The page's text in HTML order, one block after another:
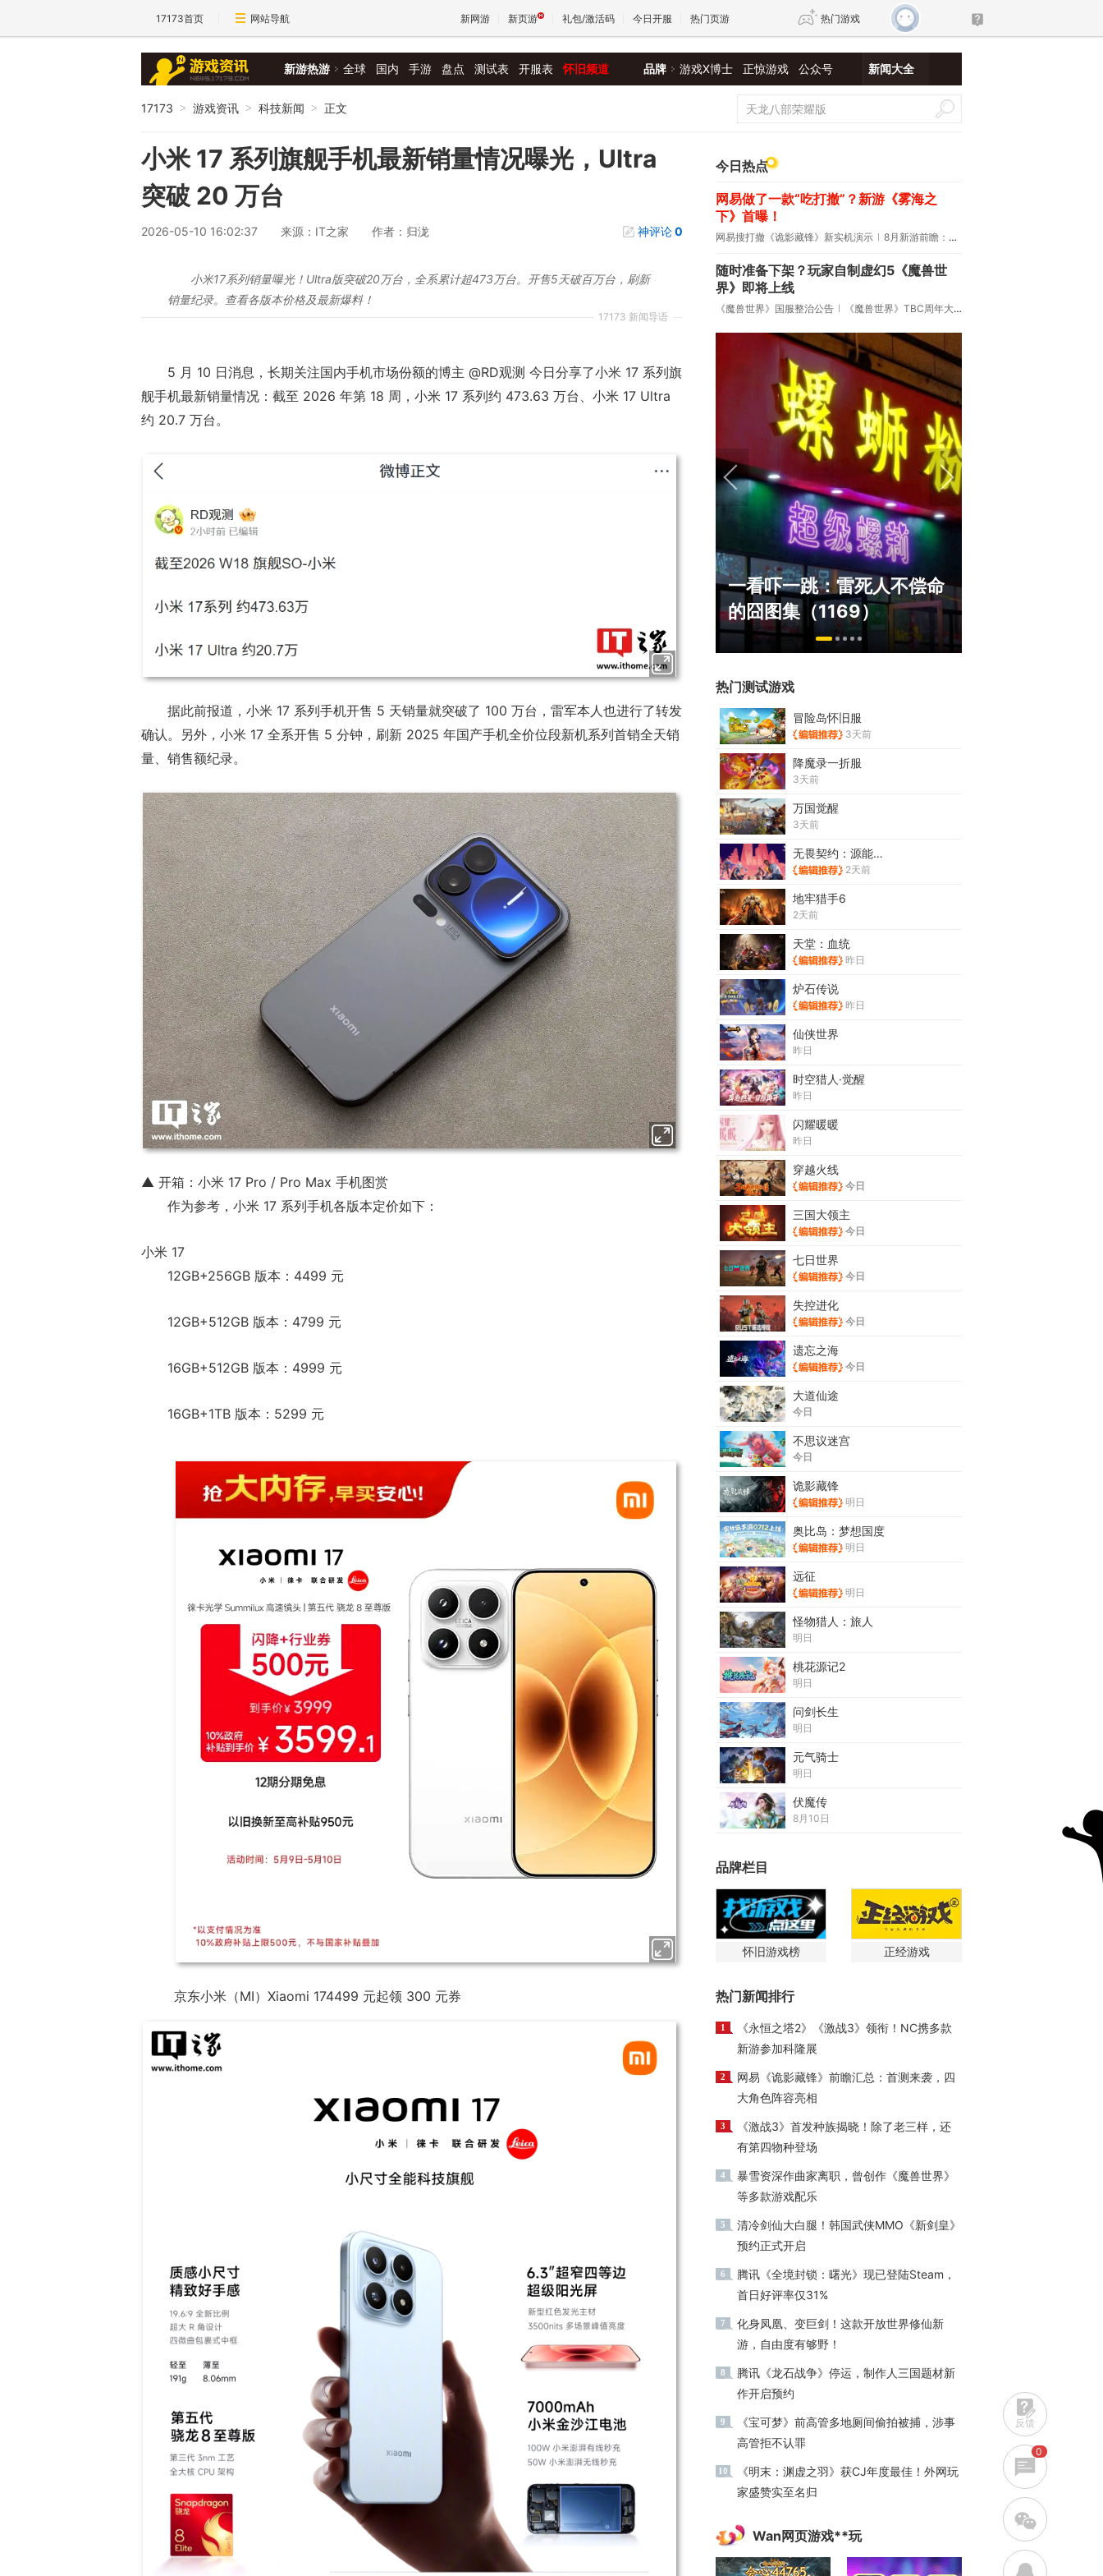
17173首页 网站导航 新网游 新页游 礼包/激活码 今日开服 热门页游 热门游戏
王权与自由 诛仙世界 新仙侠5
新游热游 全球 国内 手游 盘点 测试表 开服表 怀旧频道 品牌 游戏X博士 正惊游戏 公众号 新闻大全
17173 > 游戏资讯 > 科技新闻 > 正文
小米 17 系列旗舰手机最新销量情况曝光，Ultra
突破 20 万台
2026-05-10 16:02:37 来源：IT之家 作者：归泷 神评论0
17173 新闻导语
小米17系列销量曝光！Ultra版突破20万台，全系累计超473万台。开售5天破百万台，刷新
销量纪录。查看各版本价格及最新爆料！
5 月 10 日消息，长期关注国内手机市场份额的博主 @RD观测 今日分享了小米 17 系列旗
舰手机最新销量情况：截至 2026 年第 18 周，小米 17 系列约 473.63 万台、小米 17 Ultra
约 20.7 万台。
据此前报道，小米 17 系列手机开售 5 天销量就突破了 100 万台，雷军本人也进行了转发
确认。另外，小米 17 全系开售 5 分钟，刷新 2025 年国产手机全价位段新机系列首销全天销
量、销售额纪录。
▲ 开箱：小米 17 Pro / Pro Max 手机图赏
作为参考，小米 17 系列手机各版本定价如下：
小米 17
12GB+256GB 版本：4499 元
12GB+512GB 版本：4799 元
16GB+512GB 版本：4999 元
16GB+1TB 版本：5299 元
京东小米（MI）Xiaomi 174499 元起领 300 元券
今日热点
网易做了一款“吃打撤”？新游《雾海之
下》首曝！
网易搜打撤《诡影藏锋》新实机演示 8月新游前瞻：《诡秘之主》领衔
随时准备下架？玩家自制虚幻5《魔兽世
界》即将上线
《魔兽世界》国服整治公告 《魔兽世界》TBC周年大更：双经典团本回归！
一看吓一跳：雷死人不偿命
的囧图集（1169）
热门测试游戏
冒险岛怀旧服
3天前
降魔录一折服
3天前
万国觉醒
3天前
无畏契约：源能行动
2天前
地牢猎手6
2天前
天堂：血统
昨日
炉石传说
昨日
仙侠世界
昨日
时空猎人·觉醒
昨日
闪耀暖暖
昨日
穿越火线
今日
三国大领主
今日
七日世界
今日
失控进化
今日
遗忘之海
今日
大道仙途
今日
不思议迷宫
今日
诡影藏锋
明日
奥比岛：梦想国度
明日
远征
明日
怪物猎人：旅人
明日
桃花源记2
明日
问剑长生
明日
元气骑士
明日
伏魔传
8月10日
品牌栏目
怀旧游戏榜 正经游戏
热门新闻排行
1
《永恒之塔2》《激战3》领衔！NC携多款
新游参加科隆展
2
网易《诡影藏锋》前瞻汇总：首测来袭，四
大角色阵容亮相
3
《激战3》首发种族揭晓！除了老三样，还
有第四物种登场
4
暴雪资深作曲家离职，曾创作《魔兽世界》
等多款游戏配乐
5
清冷剑仙大白腿！韩国武侠MMO《新剑皇》
预约正式开启
6
腾讯《全境封锁：曙光》现已登陆Steam，
首日好评率仅31%
7
化身凤凰、变巨剑！这款开放世界修仙新
游，自由度有够野！
8
腾讯《龙石战争》停运，制作人三国题材新
作开启预约
9
《宝可梦》前高管多地厕间偷拍被捕，涉事
高管拒不认罪
10
《明末：渊虚之羽》获CJ年度最佳！外网玩
家盛赞实至名归
Wan网页游戏**玩
反馈
0
w